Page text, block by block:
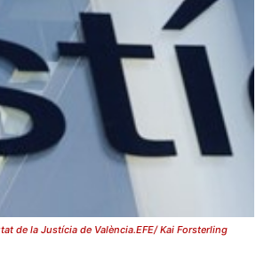
de la Justícia de València.EFE/ Kai Forsterling